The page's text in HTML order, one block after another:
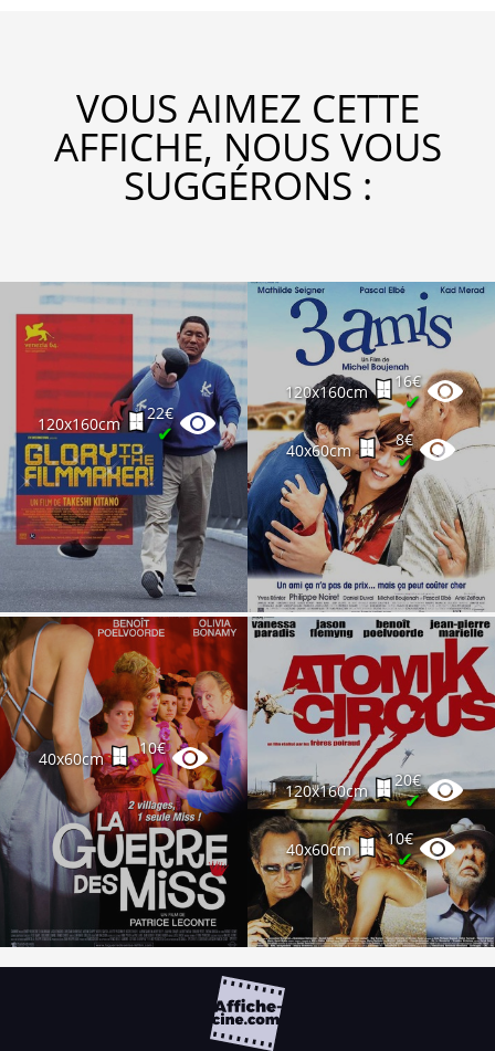
VOUS AIMEZ CETTE
AFFICHE, NOUS VOUS
SUGGÉRONS :
120x160cm
22€
✔
120x160cm
16€
✔
40x60cm
8€
✔
40x60cm
10€
✔
120x160cm
20€
✔
40x60cm
10€
✔